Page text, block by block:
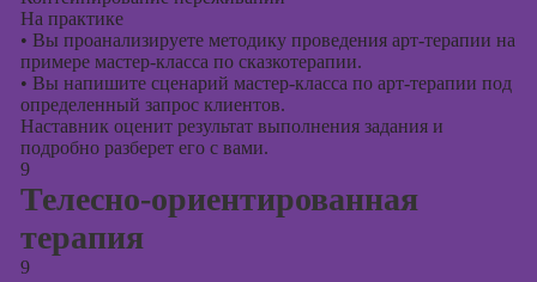
На практике
• Вы проанализируете методику проведения арт-терапии на
примере мастер-класса по сказкотерапии.
• Вы напишите сценарий мастер-класса по арт-терапии под
определенный запрос клиентов.
Наставник оценит результат выполнения задания и
подробно разберет его с вами.
9
Телесно-ориентированная
терапия
9